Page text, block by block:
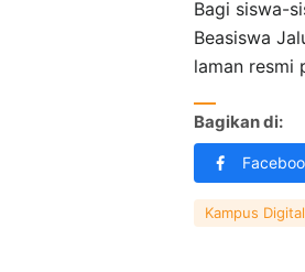
Bagi siswa-
Beasiswa
laman resmi
Bagikan di:
Kampus